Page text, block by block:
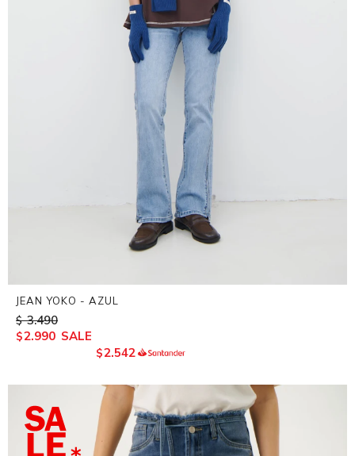
JEAN YOKO - AZUL
$ 3.490
$2.990
$2.542